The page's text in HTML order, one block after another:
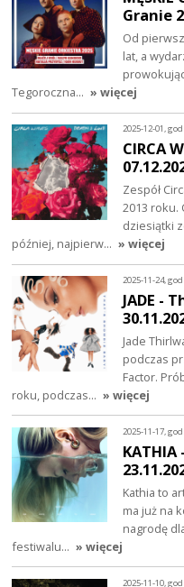
Granie
Od
lat, a
Tegoroczna… » więcej
2025-12-01,
CIRCA
Zespół
2013 roku.
dziesiątki
później, najpierw… » więcej
2025-11-24,
JADE -
Jade
podczas
Factor.
roku, podczas… » więcej
2025-11-17,
Kathia to
ma już na
nagrodę
festiwalu… » więcej
2025-11-10,